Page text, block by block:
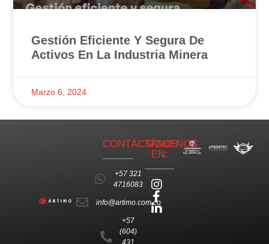
Gestión Eficiente Y Segura De
Activos En La Industria Minera
Marzo 6, 2024
CONTÁCTANOS
+57 321
4716083
info@artimo.com.co
+57
(604)
SÍGUENOS
EN: